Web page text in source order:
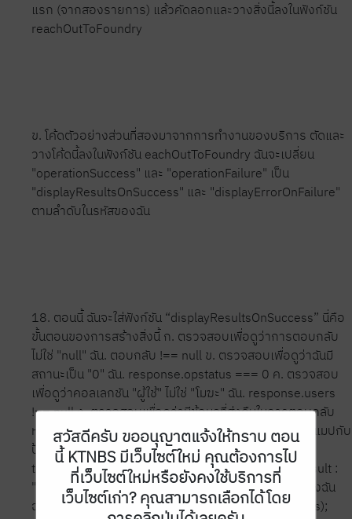
แรก (จากสองรายการ) แล้วคัดลอกและวางสิ่งนี้ลงในฟังก์ชัน
reachOutToFoundry
ข. โค้ดตัวอย่างส่วนที่สองมาจากการทำงานของบริการ ตัดและ
วางโค้ดนี้ลงในฟังก์ชัน eachOutToFoundry ฉันจะเปลี่ยน
"operationSuccess" และ "operationFailure" เป็น
"displayResultsOnSuccess" และ "displayErrorOnFailure"
ตามลำดับในรหัสของฉัน
18. ตอนนี้ ฉันจะใส่ฟังก์ชัน “displayResultsOnSuccess” นี่คือ
ขั้นตอนของการสร้างสิ่งนี้ ก. ตรวจสอบเพื่อดูว่าการตอบกลับ
ไม่ใช่ "null" ฉัน. ตอบกลับ !== null ข. ตรวจสอบเพื่อดูว่าฉันมี
สถานะเป็น "0" ฉัน. response.opstatus === 0 ค. ตรวจสอบ
เพื่อดูว่าคอลเลกชัน "ผู้ใช้" ไม่ใช่ "โมฆะ" ฉัน. response.users
!== null ง. ตรวจสอบเพื่อดูว่ามีข้อมูลที่ส่งคืนในการตอบกลับ
หรือไม่ ฉัน. response.users.length > 0 จ. ตั้งค่า "id" ที่แมปกับ
ป้ายกำกับของฉัน "lblDbResult" ฉัน.
this.view.segDbResults.widgetDataMap = {lblDbResult :
"id"}; ฉ. ตั้งค่าคอลเลกชันทั้งหมดลงในวิดเจ็ตเซ็กเมนต์ของฉัน
ฉัน. this.view.segDbResults.setData (response.users);
สวัสดีครับ ขออนุญาตแจ้งให้ทราบ ตอน
นี้ KTNBS มีเว็บไซต์ใหม่ คุณต้องการไป
ที่เว็บไซต์ใหม่หรือยังคงใช้บริการที่
เว็บไซต์เก่า? คุณสามารถเลือกได้โดย